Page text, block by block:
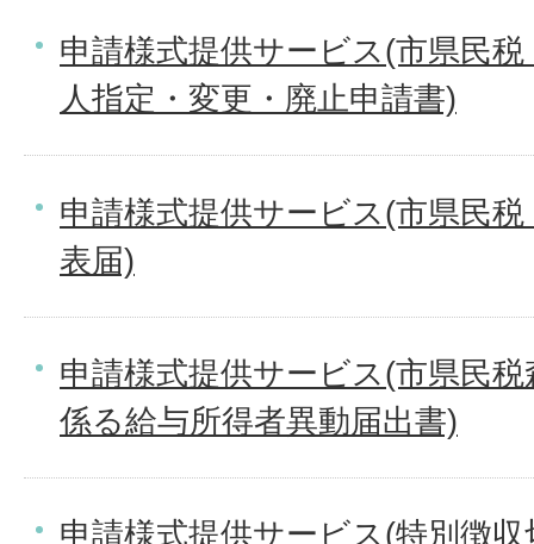
申請様式提供サービス(市県民
人指定・変更・廃止申請書)
申請様式提供サービス(市県民
表届)
申請様式提供サービス(市県民
係る給与所得者異動届出書)
申請様式提供サービス(特別徴